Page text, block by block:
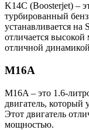
K14C (Boosterjet) –
турбированный
устанавливается
отличается
отличной
M16A
M16A – это 1.6-
двигатель, который
Этот двигатель
мощностью.